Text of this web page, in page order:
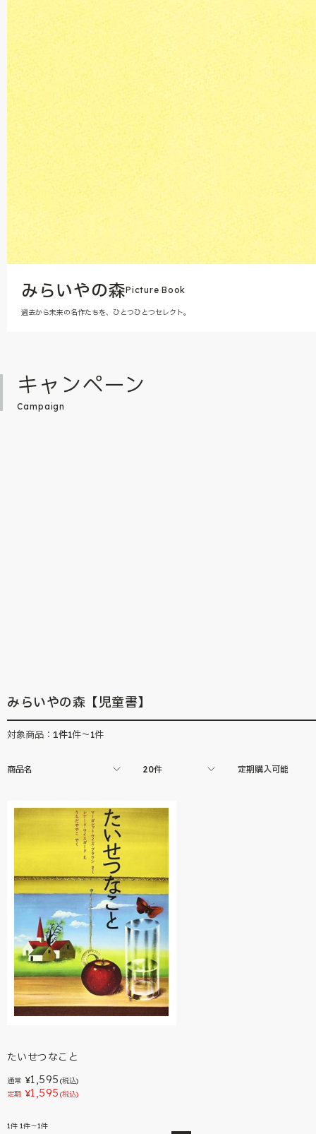
みらいやの森Picture Book
過去から未来の名作たちを、ひとつひとつセレクト。
キャンペーン
Campaign
みらいやの森【児童書】
対象商品： 1件1件～1件
商品名 20件 定期購入可能
たいせつなこと
通常 ¥1,595 (税込)
定期 ¥1,595 (税込)
1件 1件～1件